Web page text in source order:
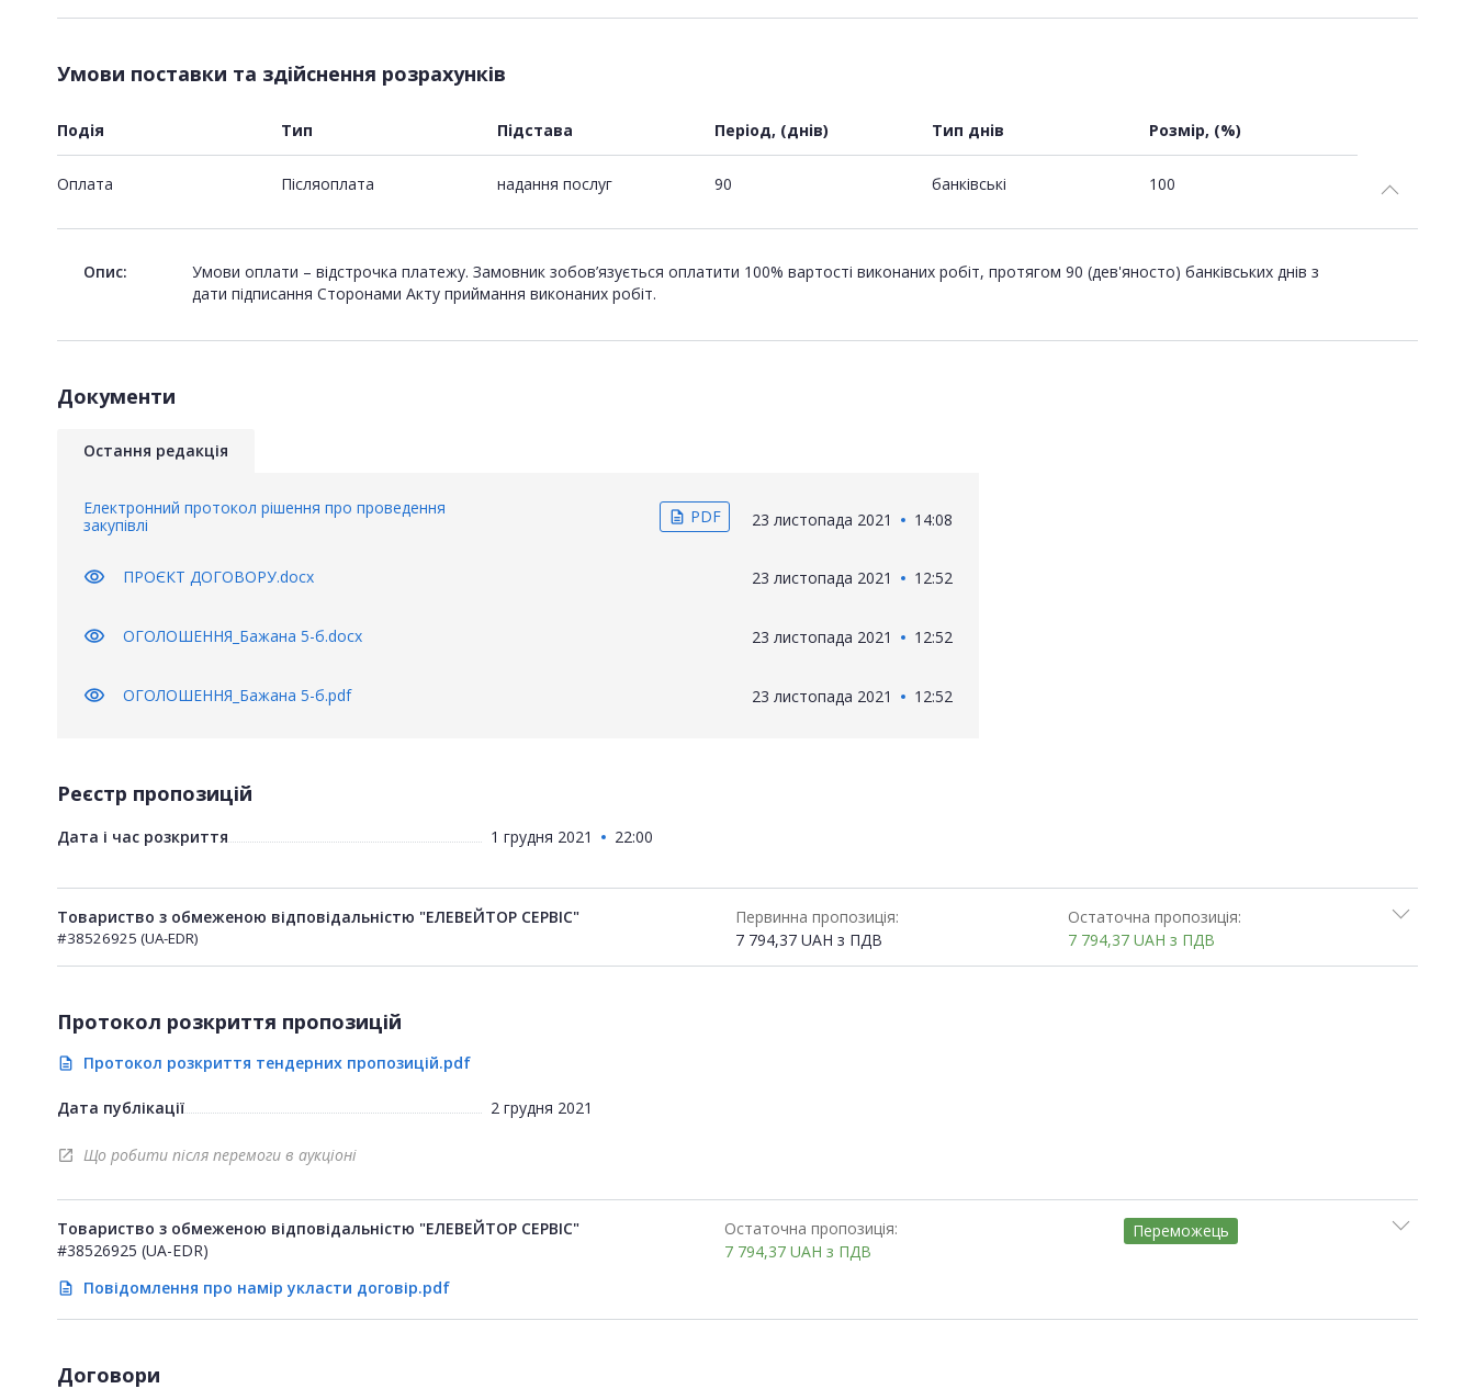
Умови поставки та здійснення розрахунків
Подія Тип Підстава Період, (днів) Тип днів Розмір, (%)
Оплата Пiсляоплата надання послуг 90 банківські 100
Опис:
Умови оплати – відстрочка платежу. Замовник зобов’язується оплатити 100% вартості виконаних робіт, протягом 90 (дев'яносто) банківських днів з
дати підписання Сторонами Акту приймання виконаних робіт.
Документи
Остання редакція
Електронний протокол рішення про проведення
закупівлі
description PDF 23 листопада 2021 14:08
visibility ПРОЄКТ ДОГОВОРУ.docx 23 листопада 2021 12:52
visibility ОГОЛОШЕННЯ_Бажана 5-б.docx 23 листопада 2021 12:52
visibility ОГОЛОШЕННЯ_Бажана 5-б.pdf 23 листопада 2021 12:52
Реєстр пропозицій
Дата і час розкриття 1 грудня 2021 22:00
Товариство з обмеженою відповідальністю "ЕЛЕВЕЙТОР СЕРВІС"
#38526925 (UA-EDR)
Первинна пропозиція:
7 794,37 UAH з ПДВ
Остаточна пропозиція:
7 794,37UAHз ПДВ
Протокол розкриття пропозицій
description Протокол розкриття тендерних пропозицій.pdf
Дата публікації 2 грудня 2021
open_in_new Що робити після перемоги в аукціоні
Товариство з обмеженою відповідальністю "ЕЛЕВЕЙТОР СЕРВІС"
#38526925 (UA-EDR)
description Повідомлення про намір укласти договір.pdf
Остаточна пропозиція:
7 794,37 UAH з ПДВ
Переможець
Договори